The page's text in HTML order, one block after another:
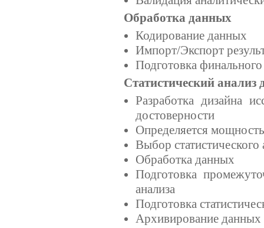
Обработка данных
Кодирование данных
Импорт/Экспорт
Подготовка финального
Статистический анализ
Разработка дизайна
достоверности
Определяется
Выбор статистического
Обработка данных
Подготовка
анализа
Подготовка
Архивирование данных